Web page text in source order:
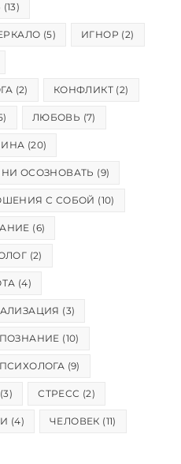
(13)
(5) ИГНОР (2)
(2) КОНФЛИКТ (2)
ЛЮБОВЬ (7)
(20)
ОСОЗНОВАТЬ (9)
С СОБОЙ (10)
(6)
(2)
(4)
(3)
(10)
(9)
(3) СТРЕСС (2)
(4) ЧЕЛОВЕК (11)